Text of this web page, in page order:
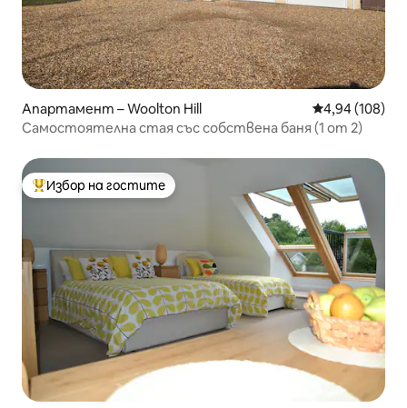
Апартамент – Woolton Hill Средна
4,94 (108)
Самостоятелна стая със собствена баня (1 от 2)
Най-популярен избор на гостите
Избор на гостите